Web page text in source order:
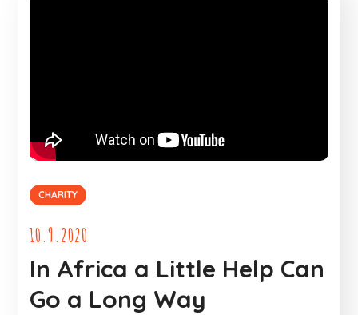
CHARITY
10.9.2020
In Africa a Little Help Can
Go a Long Way